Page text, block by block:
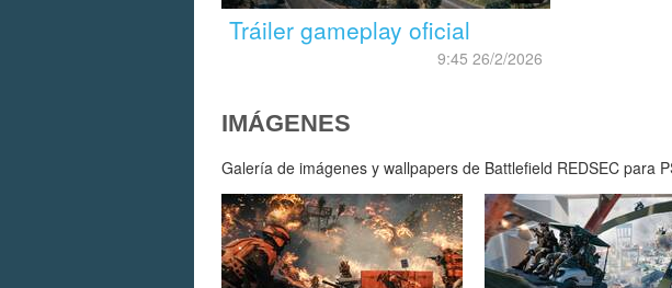
Tráiler gameplay oficial
9:45 26/2/2026
IMÁGENES
Galería de imágenes y wallpapers de Battlefield REDSEC para